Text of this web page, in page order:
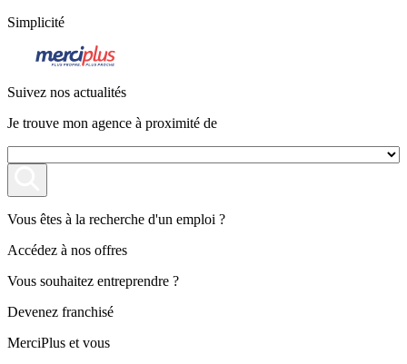
Simplicité
Suivez nos actualités
Je trouve mon agence à proximité de
Vous êtes à la recherche d'un emploi ?
Accédez à nos offres
Vous souhaitez entreprendre ?
Devenez franchisé
MerciPlus et vous